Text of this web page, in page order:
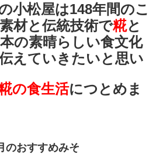
小松屋は148年間のこ
材と伝統技術で糀と
の素晴らしい食文化
えていきたいと思い
の食生活につとめま
のおすすめみそ